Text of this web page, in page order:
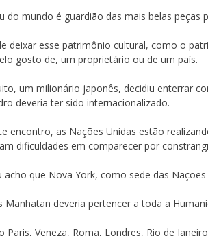
do mundo é guardião das mais belas peças
deixar esse patrimônio cultural, como o
gosto de, um proprietário ou de um país.
um milionário japonês, decidiu enterrar
deveria ter sido internacionalizado.
encontro, as Nações Unidas estão
dificuldades em comparecer por
acho que Nova York, como sede das
Manhatan deveria pertencer a toda a
Paris, Veneza, Roma, Londres, Rio de